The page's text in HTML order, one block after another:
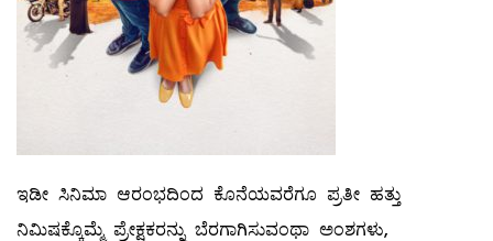
ಇಡೀ ಸಿನಿಮಾ ಆರಂಭದಿಂದ ಕೊನೆಯವರೆಗೂ ಪ್ರತೀ ಹತ್ತು
ನಿಮಿಷಕ್ಕೊಮ್ಮೆ ಪ್ರೇಕ್ಷಕರನ್ನು ಬೆರಗಾಗಿಸುವಂಥಾ ಅಂಶಗಳು,